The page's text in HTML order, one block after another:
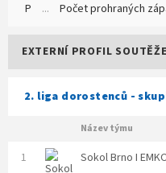
P
... Počet prohraných
EXTERNÍ PROFIL SOUTĚŽE
2. liga dorostenců -
Název týmu
1 Sokol Brno I